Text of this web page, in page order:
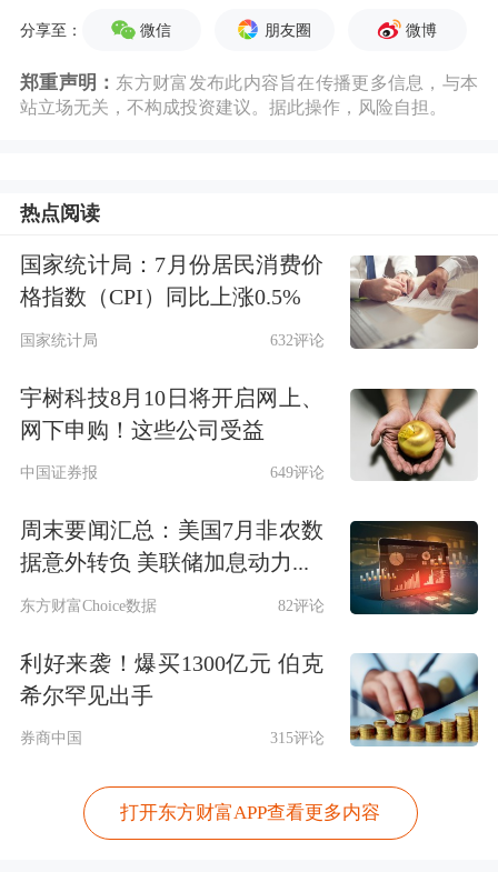
分享至： 微信 朋友圈 微博
郑重声明： 东方财富发布此内容旨在传播更多信息，与本
站立场无关，不构成投资建议。据此操作，风险自担。
热点阅读
国家统计局：7月份居民消费价
格指数（CPI）同比上涨0.5%
国家统计局 632评论
宇树科技8月10日将开启网上、
网下申购！这些公司受益
中国证券报 649评论
周末要闻汇总：美国7月非农数
据意外转负 美联储加息动力...
东方财富Choice数据 82评论
利好来袭！爆买1300亿元 伯克
希尔罕见出手
券商中国 315评论
打开东方财富APP查看更多内容